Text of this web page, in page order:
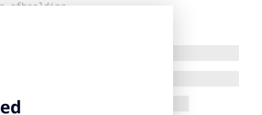
afbeelding